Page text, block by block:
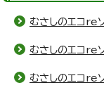
むさしのエコre
むさしのエコ
むさしのエコ